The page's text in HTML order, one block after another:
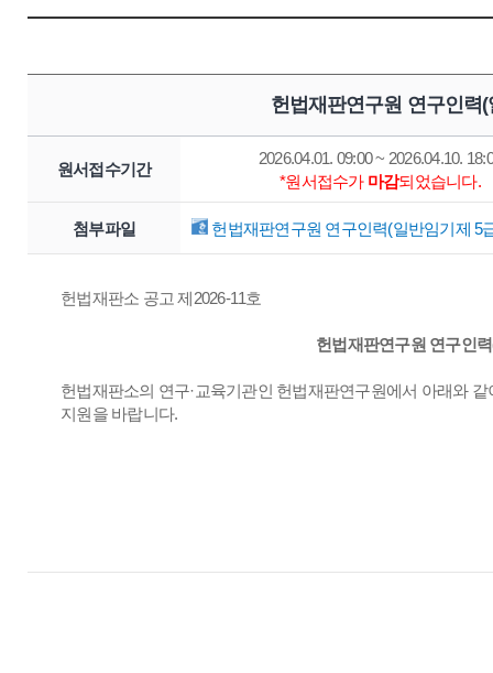
헌법재판연구원 연구인력
원서접수기간
2026.04.01. 09:00 ~ 2026.04.10.
*원서접수가 마감되었습니다.
첨부파일 헌법재판연구원 연구인력(일반임기제 5
헌법재판소 공고 제2026-11호
헌법재판연구원 연구인
헌법재판소의 연구·교육기관인 헌법재판연구원에서 아래와
지원을 바랍니다.